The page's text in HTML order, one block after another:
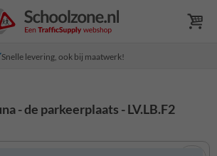
Snelle levering, ook bij maatwerk!
- de parkeerplaats - LV.LB.F2